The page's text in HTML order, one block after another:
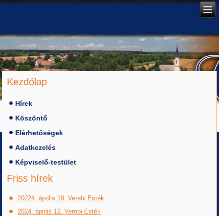
Kezdőlap
Hírek
Köszöntő
Elérhetőségek
Adatkezelés
Képviselő-testület
Friss hírek
20224. április 19. Verebi Esték
2024. április 12. Verebi Esték